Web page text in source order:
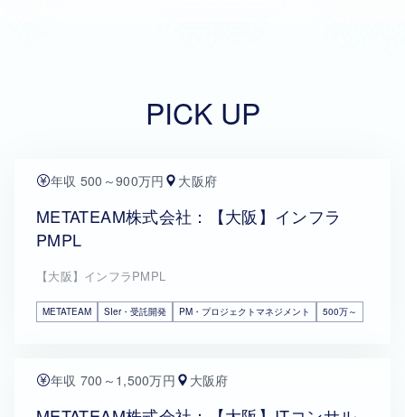
PICK UP
年収 500～900万円 大阪府
METATEAM株式会社：【大阪】インフラ
PMPL
【大阪】インフラPMPL
METATEAM SIer・受託開発 PM・プロジェクトマネジメント 500万～
年収 700～1,500万円 大阪府